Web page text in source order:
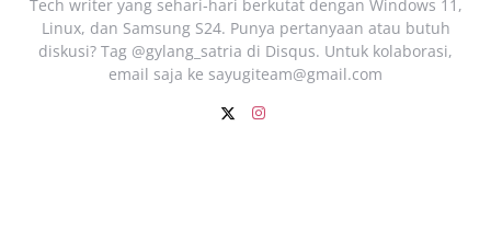
Tech writer yang sehari‑hari berkutat dengan Windows 11,
Linux, dan Samsung S24. Punya pertanyaan atau butuh
diskusi? Tag @gylang_satria di Disqus. Untuk kolaborasi,
email saja ke sayugiteam@gmail.com